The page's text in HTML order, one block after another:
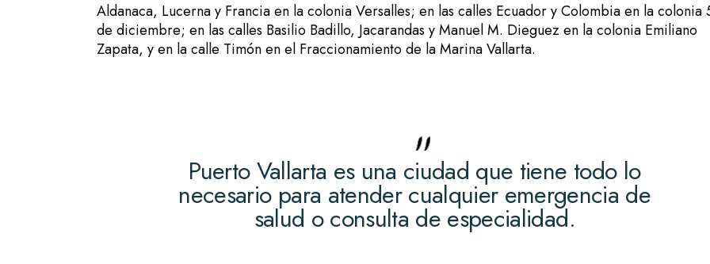
Aldanaca, Lucerna y Francia en la colonia Versalles; en las calles Ecuador y Colombia en la colonia
de diciembre; en las calles Basilio Badillo, Jacarandas y Manuel M. Dieguez en la colonia Emiliano
Zapata, y en la calle Timón en el Fraccionamiento de la Marina Vallarta.
Puerto Vallarta es una ciudad que tiene todo lo
necesario para atender cualquier emergencia de
salud o consulta de especialidad.